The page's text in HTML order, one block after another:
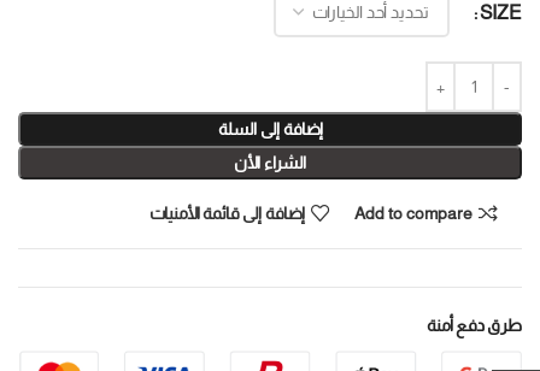
SIZE
إضافة إلى السلة
الشراء الأن
Add to compare إضافة إلى قائمة الأمنيات
طرق دفع أمنة